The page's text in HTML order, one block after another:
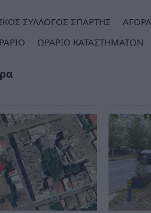
ΣΥΛΛΟΓΟΣ ΣΠΑΡΤΗΣ ΑΓΟΡΑ
ΩΡΑΡΙΟ ΚΑΤΑΣΤΗΜΑΤΩΝ